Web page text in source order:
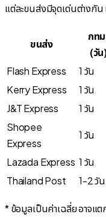
แต่ละขนส่งมีจุดเด่นต่างกัน
ขนส่ง
กท
(วั
Flash Express 1 วัน
Kerry Express
1 วัน
J&T Express
1 วัน
Shopee
Express
1 วัน
Lazada Express 1 วัน
Thailand Post
1-2 วัน
* ข้อมูลเป็นค่าเฉลี่ย อาจแ